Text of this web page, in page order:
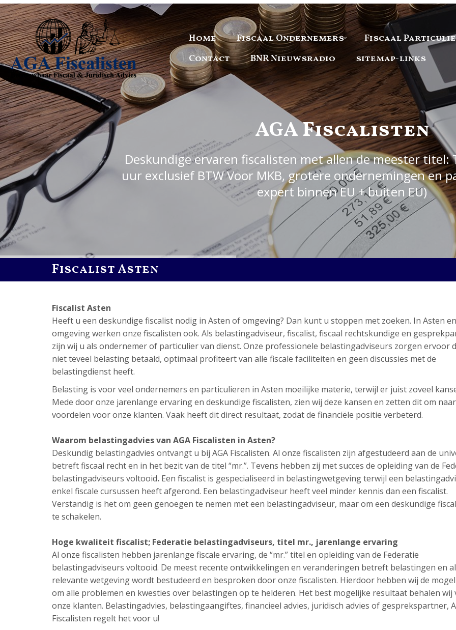
Home Fiscaal Ondernemers Fiscaal
Contact
BNR Nieuwsradio sitemap-links
AGA Fiscalisten
Deskundige ervaren fiscalisten met allen de meester titel:
uur exclusief BTW Voor MKB, grotere ondernemingen en
expert binnen EU + buiten EU)
Fiscalist Asten
Fiscalist Asten
Heeft u een deskundige fiscalist nodig in Asten of omgeving? Dan kunt u stoppen met zoeken. In Asten en
omgeving werken onze fiscalisten ook. Als belastingadviseur, fiscalist, fiscaal rechtskundige en
zijn wij u als ondernemer of particulier van dienst. Onze professionele belastingadviseurs zorgen ervoor
niet teveel belasting betaald, optimaal profiteert van alle fiscale faciliteiten en geen discussies met de
belastingdienst heeft.
Belasting is voor veel ondernemers en particulieren in Asten moeilijke materie, terwijl er juist zoveel
Mede door onze jarenlange ervaring en deskundige fiscalisten, zien wij deze kansen en zetten dit om naar
voordelen voor onze klanten. Vaak heeft dit direct resultaat, zodat de financiële positie verbeterd.
Waarom belastingadvies van AGA Fiscalisten in Asten?
Deskundig belastingadvies ontvangt u bij AGA Fiscalisten. Al onze fiscalisten zijn afgestudeerd aan de
betreft fiscaal recht en in het bezit van de titel “mr.”. Tevens hebben zij met succes de opleiding van de
belastingadviseurs voltooid. Een fiscalist is gespecialiseerd in belastingwetgeving terwijl een
enkel fiscale cursussen heeft afgerond. Een belastingadviseur heeft veel minder kennis dan een fiscalist.
Verstandig is het om geen genoegen te nemen met een belastingadviseur, maar om een deskundige
te schakelen.
Hoge kwaliteit fiscalist; Federatie belastingadviseurs, titel mr., jarenlange ervaring
Al onze fiscalisten hebben jarenlange fiscale ervaring, de “mr.” titel en opleiding van de Federatie
belastingadviseurs voltooid. De meest recente ontwikkelingen en veranderingen betreft belastingen en
relevante wetgeving wordt bestudeerd en besproken door onze fiscalisten. Hierdoor hebben wij de
om alle problemen en kwesties over belastingen op te helderen. Het best mogelijke resultaat behalen wij
onze klanten. Belastingadvies, belastingaangiftes, financieel advies, juridisch advies of gesprekspartner,
Fiscalisten regelt het voor u!